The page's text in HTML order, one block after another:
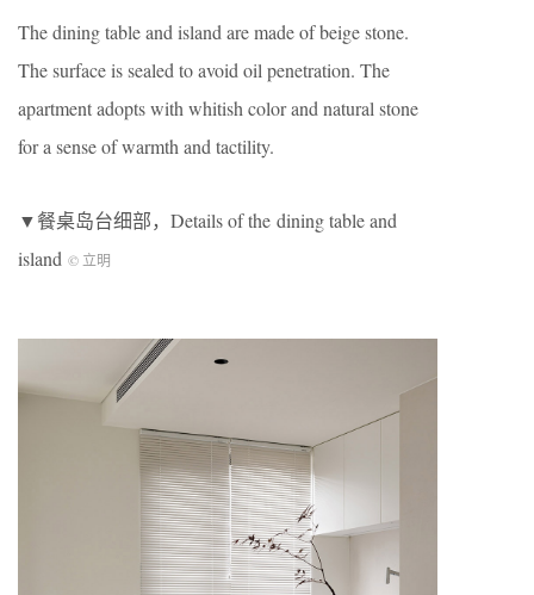
The dining table and island are made of beige stone.
The surface is sealed to avoid oil penetration. The
apartment adopts with whitish color and natural stone
for a sense of warmth and tactility.
▼餐桌岛台细部，Details of the dining table and
island © 立明